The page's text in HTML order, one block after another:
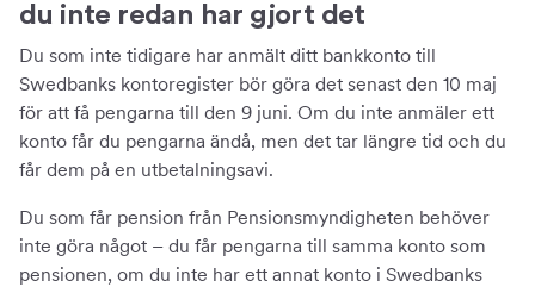
du inte redan har gjort det
Du som inte tidigare har anmält ditt bankkonto till
Swedbanks kontoregister bör göra det senast den 10 maj
för att få pengarna till den 9 juni. Om du inte anmäler ett
konto får du pengarna ändå, men det tar längre tid och du
får dem på en utbetalningsavi.
Du som får pension från Pensionsmyndigheten behöver
inte göra något – du får pengarna till samma konto som
pensionen, om du inte har ett annat konto i Swedbanks